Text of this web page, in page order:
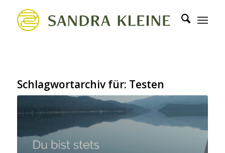
Schlagwortarchiv für: Testen